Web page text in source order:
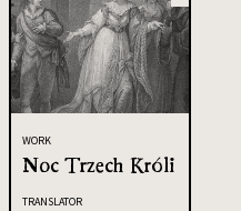
WORK
Noc Trzech Króli
TRANSLATOR